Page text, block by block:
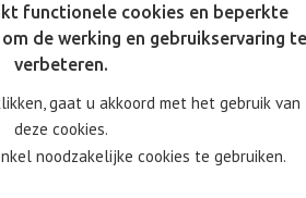
functionele cookies en beperkte
de werking en gebruikservaring te
verbeteren.
gaat u akkoord met het gebruik van
deze cookies.
noodzakelijke cookies te gebruiken.